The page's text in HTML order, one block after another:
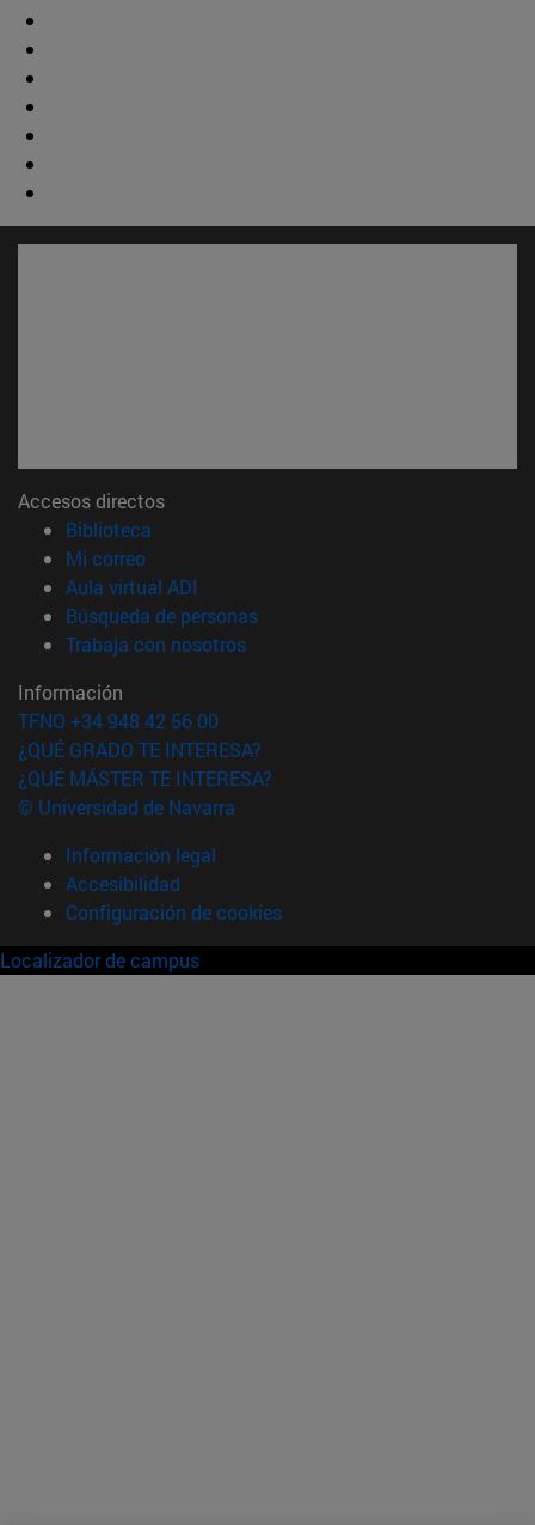
Accesos directos
Biblioteca
Mi correo(abre en nueva ventana)
Aula virtual ADI
Búsqueda de personas(abre en nueva ventana)
Trabaja con nosotros(abre en nueva ventana)
Información
TFNO +34 948 42 56 00
¿QUÉ GRADO TE INTERESA?
¿QUÉ MÁSTER TE INTERESA?
© Universidad de Navarra
Información legal
Accesibilidad
Configuración de cookies
Localizador de campus